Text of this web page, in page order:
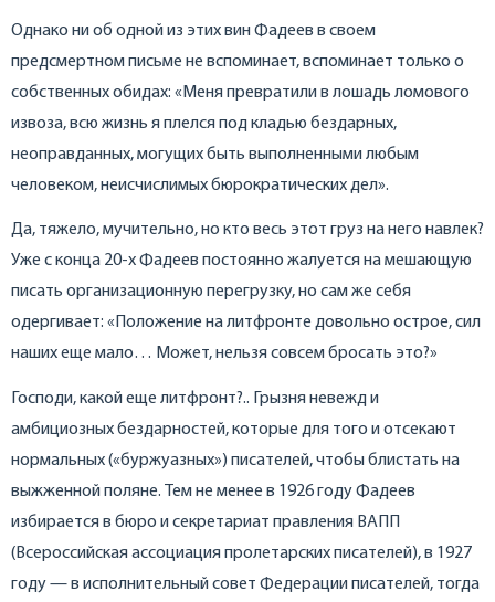
Однако ни об одной из этих вин Фадеев в своем
предсмертном письме не вспоминает, вспоминает только о
собственных обидах: «Меня превратили в лошадь ломового
извоза, всю жизнь я плелся под кладью бездарных,
неоправданных, могущих быть выполненными любым
человеком, неисчислимых бюрократических дел».
Да, тяжело, мучительно, но кто весь этот груз на него навлек?
Уже с конца 20-х Фадеев постоянно жалуется на мешающую
писать организационную перегрузку, но сам же себя
одергивает: «Положение на литфронте довольно острое, сил
наших еще мало… Может, нельзя совсем бросать это?»
Господи, какой еще литфронт?.. Грызня невежд и
амбициозных бездарностей, которые для того и отсекают
нормальных («буржуазных») писателей, чтобы блистать на
выжженной поляне. Тем не менее в 1926 году Фадеев
избирается в бюро и секретариат правления ВАПП
(Всероссийская ассоциация пролетарских писателей), в 1927
году — в исполнительный совет Федерации писателей, тогда